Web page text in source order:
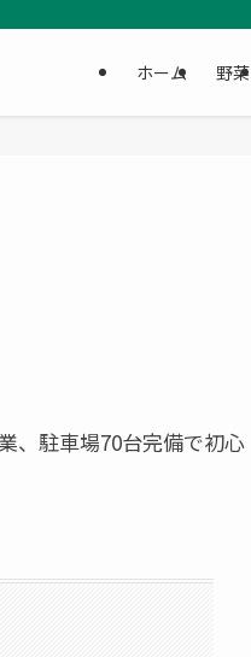
ホーム 野菜
、駐車場70台完備で初心